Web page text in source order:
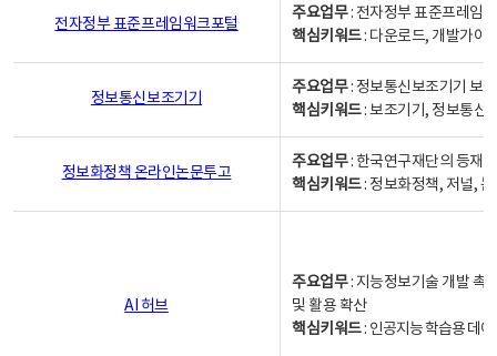
전자정부 표준프레임워크포털
주요업무: 전자정부 표준프레임
핵심키워드: 다운로드, 개발가이
정보통신보조기기
주요업무: 정보통신보조기기 보
핵심키워드: 보조기기, 정보통신
정보화정책 온라인논문투고
주요업무: 한국연구재단의 등재
핵심키워드: 정보화정책, 저널,
AI 허브
주요업무: 지능정보기술 개발 촉
및 활용 확산
핵심키워드: 인공지능 학습용 데